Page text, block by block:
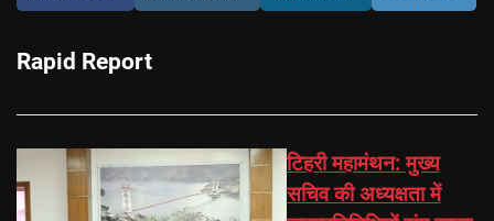
Rapid Report
टिहरी महामंथन: मुख्य
सचिव की अध्यक्षता में